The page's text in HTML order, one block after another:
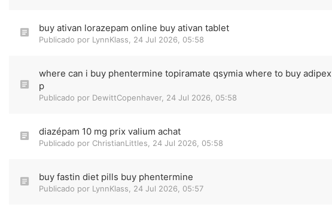
buy ativan lorazepam online buy ativan tablet
Publicado por LynnKlass 24 Jul 2026, 05:58
where can i buy phentermine topiramate qsymia where to buy adipex
p
Publicado por DewittCopenhaver, 24 Jul 2026, 05:58
diazépam 10 mg prix valium achat
Publicado por ChristianLittles 24 Jul 2026, 05:58
buy fastin diet pills buy phentermine
Publicado por LynnKlass 24 Jul 2026, 05:57